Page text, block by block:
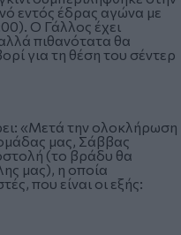
εντός έδρας αγώνα με
Ο Γάλλος έχει
πιθανότατα θα
για τη θέση του σέντερ
«Μετά την ολοκλήρωση
μας, Σάββας
(το βράδυ θα
μας), η οποία
που είναι οι εξής: